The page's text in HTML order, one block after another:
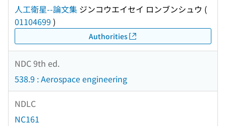
人工衛星--論文集 ジンコウエイセイ ロンブンシュウ (
01104699 )
Authorities
NDC 9th ed.
538.9 : Aerospace engineering
NDLC
NC161